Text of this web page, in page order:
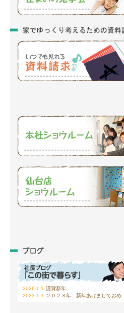
2026-1-1 謹賀新年...
2023-1-1
２０２３年 新年あけましておめ...